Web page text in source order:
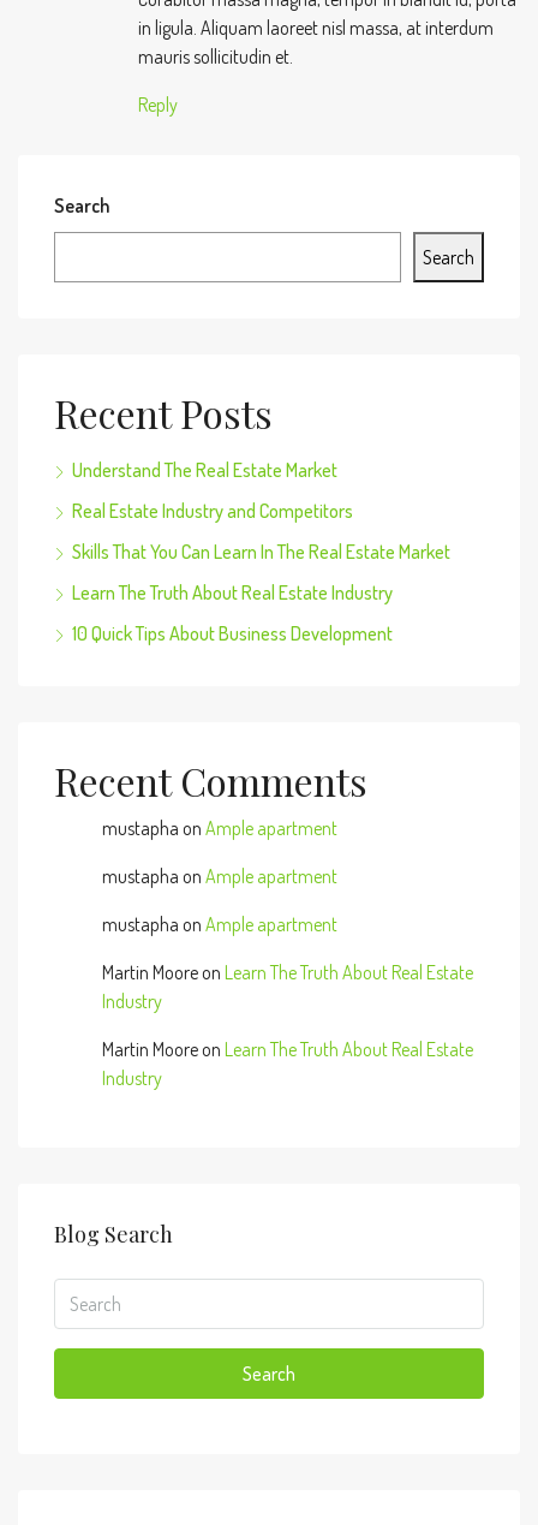
in ligula. Aliquam laoreet nisl massa, at interdum
mauris sollicitudin et.
Reply
Search
Search
Recent Posts
Understand The Real Estate Market
Real Estate Industry and Competitors
Skills That You Can Learn In The Real Estate Market
Learn The Truth About Real Estate Industry
10 Quick Tips About Business Development
Recent Comments
mustapha on Ample apartment
mustapha on Ample apartment
mustapha on Ample apartment
Martin Mooreon Learn The Truth About Real Estate
Industry
Martin Mooreon Learn The Truth About Real Estate
Industry
Blog Search
Search